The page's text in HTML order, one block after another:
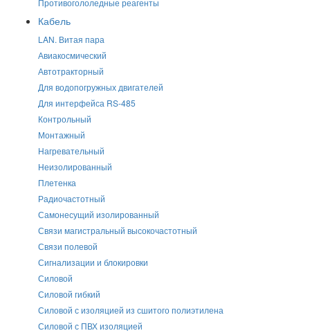
Противогололедные реагенты
Кабель
LAN. Витая пара
Авиакосмический
Автотракторный
Для водопогружных двигателей
Для интерфейса RS-485
Контрольный
Монтажный
Нагревательный
Неизолированный
Плетенка
Радиочастотный
Самонесущий изолированный
Связи магистральный высокочастотный
Связи полевой
Сигнализации и блокировки
Силовой
Силовой гибкий
Силовой с изоляцией из сшитого полиэтилена
Силовой с ПВХ изоляцией